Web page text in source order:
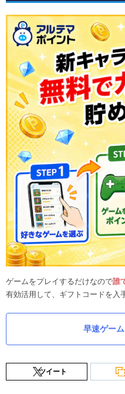
ゲームをプレイするだけなので誰
有効活用して、ギフトコードを入
早速ゲー
ツイート